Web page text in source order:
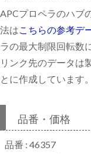
APCプロペラのハブ
法は こちらの参考デ
ラの最大制限回転数
リンク先のデータは
とに作成しています。
品番・価格
品番 : 46357